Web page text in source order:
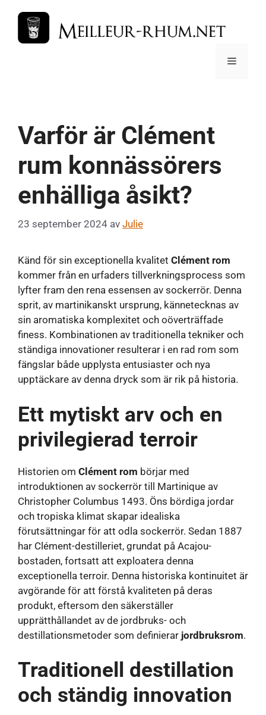
innehåll
Meny
Varför är Clément
rum konnässörers
enhälliga åsikt?
23 september 2024 av Julie
Känd för sin exceptionella kvalitet Clément rom
kommer från en urfaders tillverkningsprocess som
lyfter fram den rena essensen av sockerrör. Denna
sprit, av martinikanskt ursprung, kännetecknas av
sin aromatiska komplexitet och oöverträffade
finess. Kombinationen av traditionella tekniker och
ständiga innovationer resulterar i en rad rom som
fängslar både upplysta entusiaster och nya
upptäckare av denna dryck som är rik på historia.
Ett mytiskt arv och en
privilegierad terroir
Historien om Clément rom börjar med
introduktionen av sockerrör till Martinique av
Christopher Columbus 1493. Öns bördiga jordar
och tropiska klimat skapar idealiska
förutsättningar för att odla sockerrör. Sedan 1887
har Clément-destilleriet, grundat på Acajou-
bostaden, fortsatt att exploatera denna
exceptionella terroir. Denna historiska kontinuitet är
avgörande för att förstå kvaliteten på deras
produkt, eftersom den säkerställer
upprätthållandet av de jordbruks- och
destillationsmetoder som definierar jordbruksrom.
Traditionell destillation
och ständig innovation